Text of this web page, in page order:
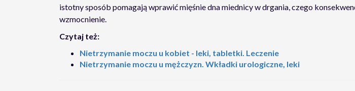
istotny sposób pomagają wprawić mięśnie dna miednicy w drgania, czego
wzmocnienie.
Czytaj też:
Nietrzymanie moczu u kobiet - leki, tabletki. Leczenie
Nietrzymanie moczu u mężczyzn. Wkładki urologiczne, leki